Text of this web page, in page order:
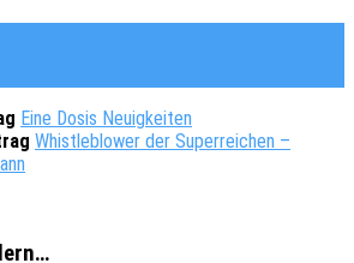
Eine Dosis Neuigkeiten
Whistleblower der Superreichen –